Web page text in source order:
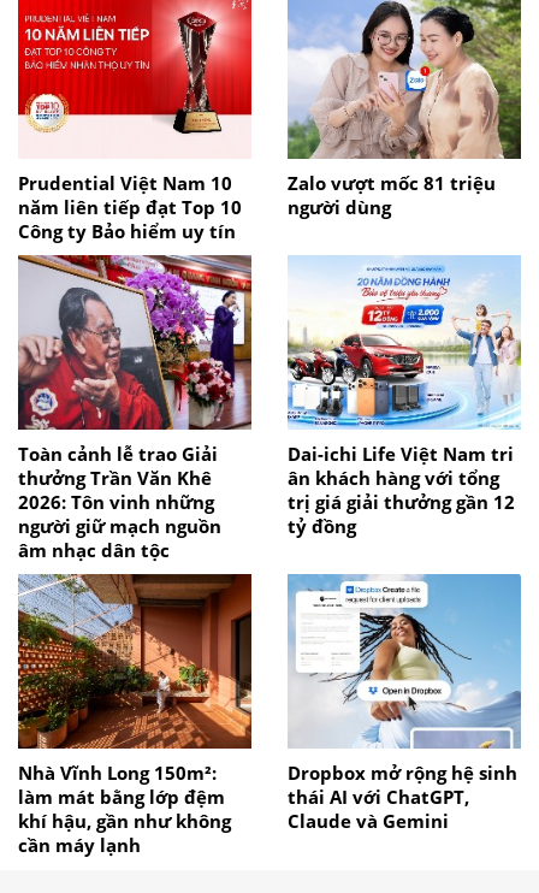
Prudential Việt Nam 10
năm liên tiếp đạt Top 10
Công ty Bảo hiểm uy tín
Zalo vượt mốc 81 triệu
người dùng
Toàn cảnh lễ trao Giải
thưởng Trần Văn Khê
2026: Tôn vinh những
người giữ mạch nguồn
âm nhạc dân tộc
Dai-ichi Life Việt Nam tri
ân khách hàng với tổng
trị giá giải thưởng gần 12
tỷ đồng
Nhà Vĩnh Long 150m²:
làm mát bằng lớp đệm
khí hậu, gần như không
cần máy lạnh
Dropbox mở rộng hệ sinh
thái AI với ChatGPT,
Claude và Gemini